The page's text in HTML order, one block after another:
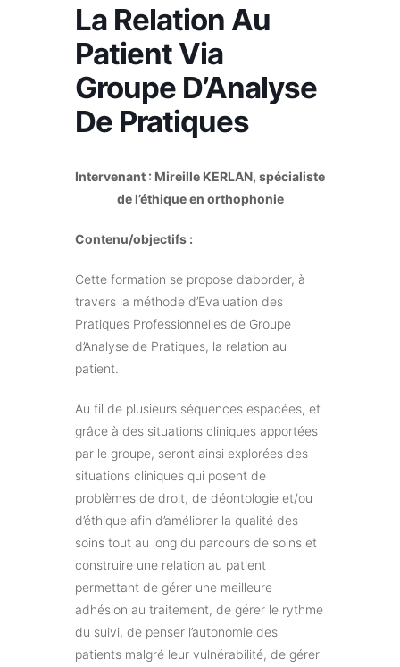
La Relation Au
Patient Via
Groupe D’Analyse
De Pratiques
Intervenant : Mireille KERLAN, spécialiste
de l’éthique en orthophonie
Contenu/objectifs :
Cette formation se propose d’aborder, à
travers la méthode d’Evaluation des
Pratiques Professionnelles de Groupe
d’Analyse de Pratiques, la relation au
patient.
Au fil de plusieurs séquences espacées, et
grâce à des situations cliniques apportées
par le groupe, seront ainsi explorées des
situations cliniques qui posent de
problèmes de droit, de déontologie et/ou
d’éthique afin d’améliorer la qualité des
soins tout au long du parcours de soins et
construire une relation au patient
permettant de gérer une meilleure
adhésion au traitement, de gérer le rythme
du suivi, de penser l’autonomie des
patients malgré leur vulnérabilité, de gérer